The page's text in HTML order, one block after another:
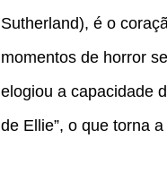
Sutherland), é o
momentos de horror
elogiou a capacidade
de Ellie”, o que torna